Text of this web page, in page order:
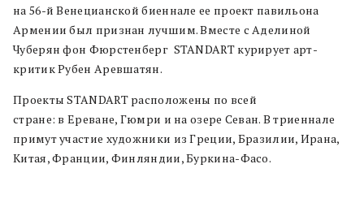
на 56-й Венецианской биеннале ее проект павильона
Армении был признан лучшим. Вместе с Аделиной
Чуберян фон Фюрстенберг STANDART курирует арт-
критик Рубен Аревшатян.
Проекты STANDART расположены по всей
стране: в Ереване, Гюмри и на озере Севан. В триеннале
примут участие художники из Греции, Бразилии, Ирана,
Китая, Франции, Финляндии, Буркина-Фасо.